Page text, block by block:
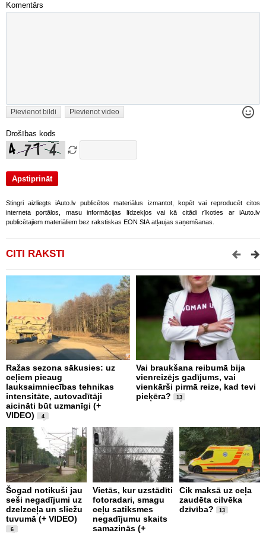
Komentārs
Pievienot bildi Pievienot video
Drošības kods
Stingri aizliegts iAuto.lv publicētos materiālus izmantot, kopēt vai reproducēt citos
interneta portālos, masu informācijas līdzekļos vai kā citādi rīkoties ar iAuto.lv
publicētajiem materiāliem bez rakstiskas EON SIA atļaujas saņemšanas.
CITI RAKSTI
Ražas sezona sākusies: uz
ceļiem pieaug
lauksaimniecības tehnikas
intensitāte, autovadītāji
aicināti būt uzmanīgi (+
VIDEO)
4
Vai braukšana reibumā bija
vienreizējs gadījums, vai
vienkārši pirmā reize, kad tevi
pieķēra?
13
Šogad notikuši jau
seši negadījumi uz
dzelzceļa un sliežu
tuvumā (+ VIDEO)
6
Vietās, kur uzstādīti
fotoradari, smagu
ceļu satiksmes
negadījumu skaits
samazinās (+
Cik maksā uz ceļa
zaudēta cilvēka
dzīvība?
13